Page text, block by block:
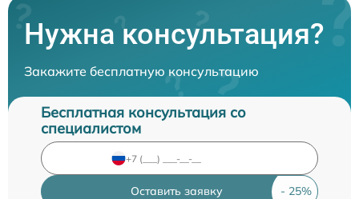
Нужна консультация?
Закажите бесплатную консультацию
Бесплатная консультация со
специалистом
Оставить заявку